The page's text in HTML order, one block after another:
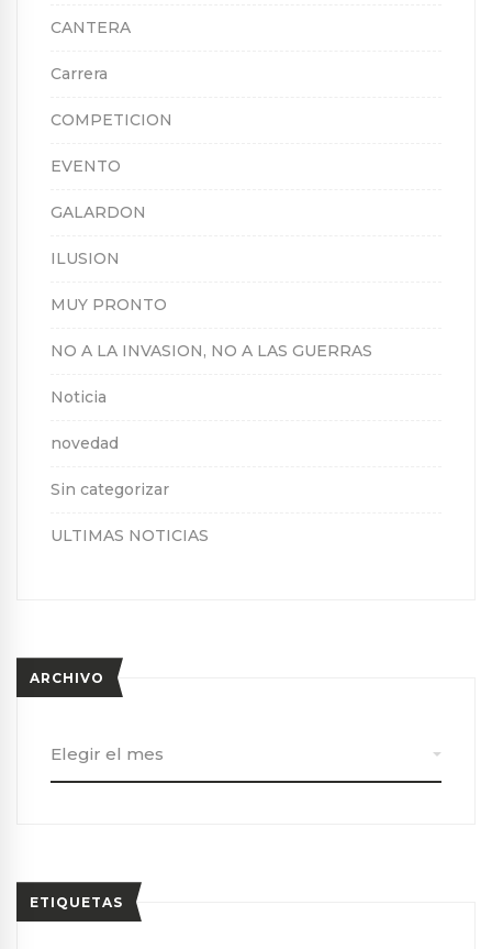
CANTERA
Carrera
COMPETICION
EVENTO
GALARDON
ILUSION
MUY PRONTO
NO A LA INVASION, NO A LAS GUERRAS
Noticia
novedad
Sin categorizar
ULTIMAS NOTICIAS
ARCHIVO
ETIQUETAS